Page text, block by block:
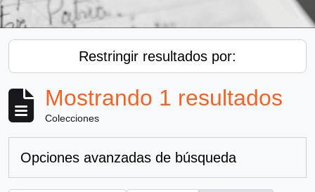
Restringir resultados por:
Mostrando 1 resultados
Colecciones
Opciones avanzadas de búsqueda